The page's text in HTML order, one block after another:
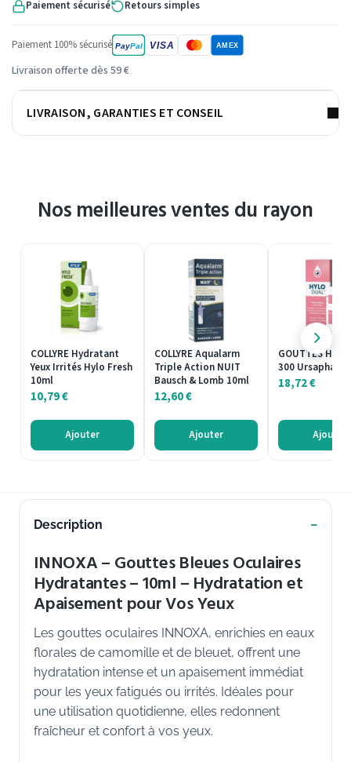
Paiement sécurisé
Retours simples
Paiement 100% sécurisé PayPal VISA AMEX
Livraison offerte dès 59 €
LIVRAISON, GARANTIES ET CONSEIL
Nos meilleures ventes du rayon
COLLYRE Hydratant
Yeux Irrités Hylo Fresh
10ml
10,79€
Ajouter
COLLYRE Aqualarm
Triple Action NUIT
Bausch & Lomb 10ml
12,60€
Ajouter
GOUTTES Hylo
300 Ursapharm
18,72€
Ajouter
Description
INNOXA – Gouttes Bleues Oculaires
Hydratantes – 10ml – Hydratation et
Apaisement pour Vos Yeux
Les gouttes oculaires INNOXA, enrichies en eaux
florales de camomille et de bleuet, offrent une
hydratation intense et un apaisement immédiat
pour les yeux fatigués ou irrités. Idéales pour
une utilisation quotidienne, elles redonnent
fraîcheur et confort à vos yeux.